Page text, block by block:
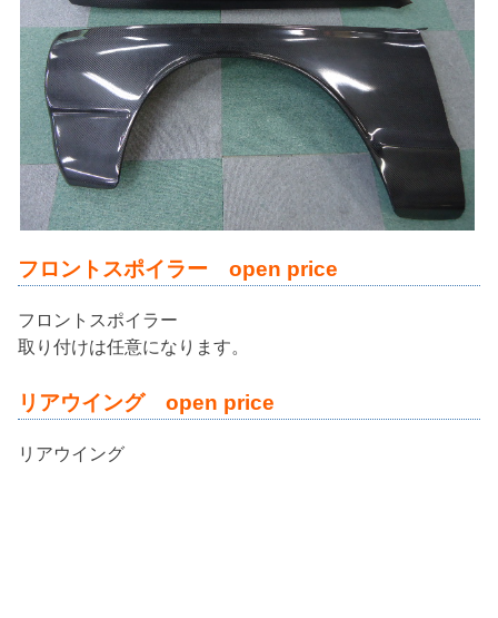
フロントスポイラー open price
フロントスポイラー
取り付けは任意になります。
リアウイング open price
リアウイング